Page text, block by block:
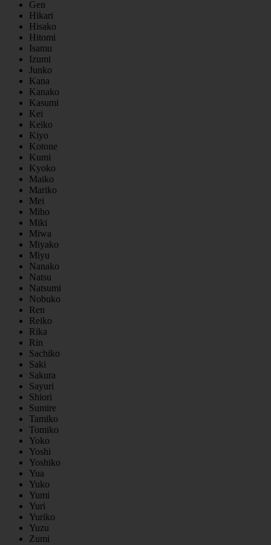
Gen
Hikari
Hisako
Hitomi
Isamu
Izumi
Junko
Kana
Kanako
Kasumi
Kei
Keiko
Kiyo
Kotone
Kumi
Kyoko
Maiko
Mariko
Mei
Miho
Miki
Miwa
Miyako
Miyu
Nanako
Natsu
Natsumi
Nobuko
Ren
Reiko
Rika
Rin
Sachiko
Saki
Sakura
Sayuri
Shiori
Sumire
Tamiko
Tomiko
Yoko
Yoshi
Yoshiko
Yua
Yuko
Yumi
Yuri
Yuriko
Yuzu
Zumi